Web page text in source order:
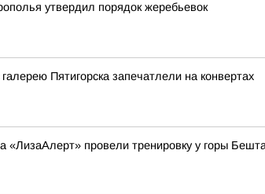
утвердил порядок жеребьевок
Пятигорска запечатлели на конвертах
«ЛизаАлерт» провели тренировку у горы